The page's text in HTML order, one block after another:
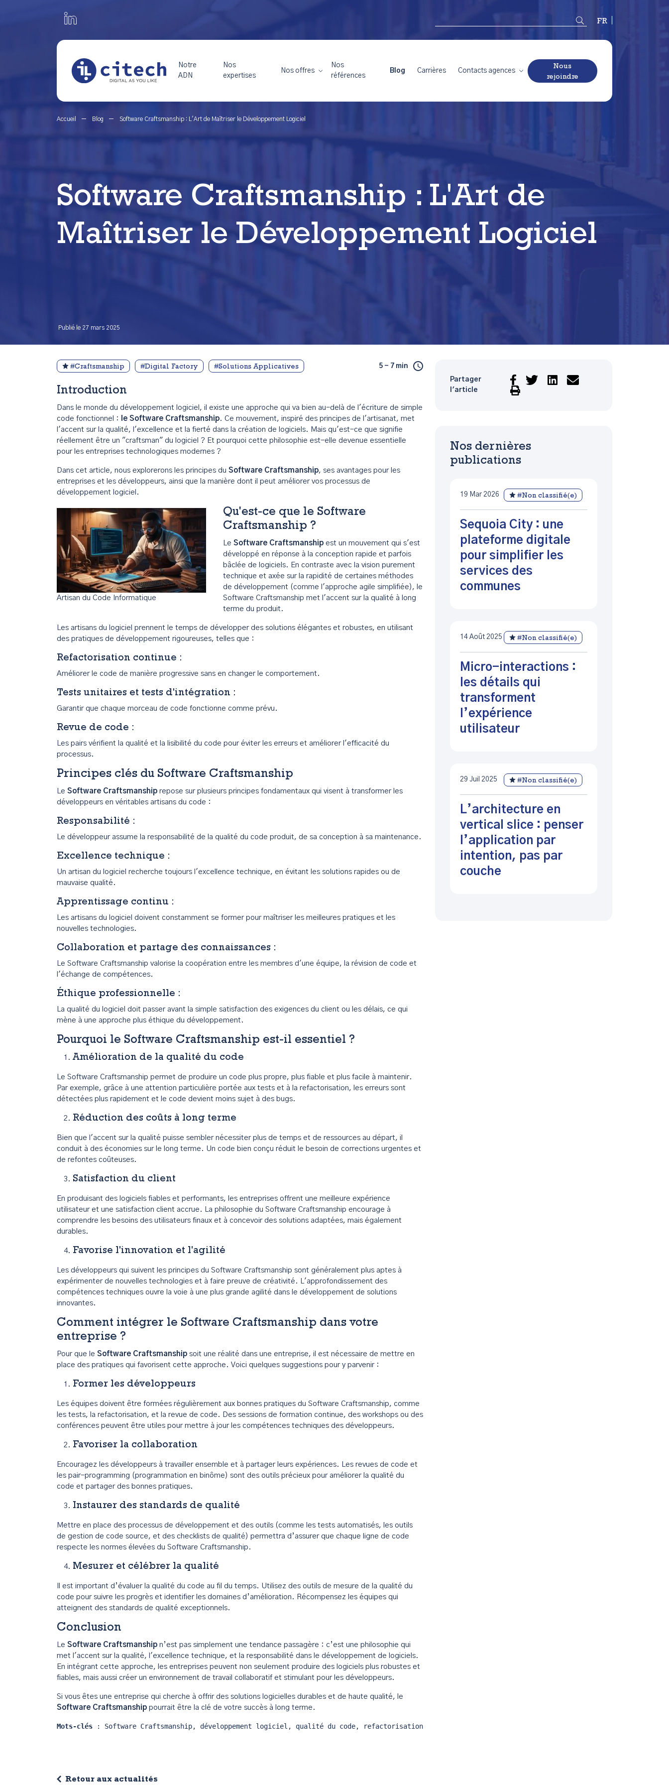
Notre
ADN
Nos
expertises
Nos offres
Nos
références
Blog Carrières Contacts agences
Nous
rejoindre
Accueil Blog Software Craftsmanship : L'Art de Maîtriser le Développement Logiciel
Software Craftsmanship : L'Art de
Maîtriser le Développement Logiciel
Publié le 27 mars 2025
#Craftsmanship #Digital Factory #Solutions Applicatives 5 - 7 min
Introduction
Dans le monde du développement logiciel, il existe une approche qui va bien au-delà de l'écriture de simple
code fonctionnel :
le Software Craftsmanship. Ce mouvement, inspiré des principes de l'artisanat, met
l'accent sur la qualité, l'excellence et la fierté dans la création de logiciels. Mais qu'est-ce que signifie
réellement être un "craftsman" du logiciel ? Et pourquoi cette philosophie est-elle devenue essentielle
pour les entreprises technologiques modernes ?
Dans cet article, nous explorerons les principes du Software Craftsmanship, ses avantages pour les
entreprises et les développeurs, ainsi que la manière dont il peut améliorer vos processus de
développement logiciel.
Artisan du Code Informatique
Qu'est-ce que le Software
Craftsmanship ?
Le Software Craftsmanship est un mouvement qui s'est
développé en réponse à la conception rapide et parfois
bâclée de logiciels. En contraste avec la vision purement
technique et axée sur la rapidité de certaines méthodes
de développement (comme l'approche agile simplifiée), le
Software Craftsmanship met l'accent sur la qualité à long
terme du produit.
Les artisans du logiciel prennent le temps de développer des solutions élégantes et robustes, en utilisant
des pratiques de développement rigoureuses, telles que :
Refactorisation continue :
Améliorer le code de manière progressive sans en changer le comportement.
Tests unitaires et tests d'intégration :
Garantir que chaque morceau de code fonctionne comme prévu.
Revue de code :
Les pairs vérifient la qualité et la lisibilité du code pour éviter les erreurs et améliorer l'efficacité du
processus.
Principes clés du Software Craftsmanship
Le Software Craftsmanship repose sur plusieurs principes fondamentaux qui visent à transformer les
développeurs en véritables artisans du code :
Responsabilité :
Le développeur assume la responsabilité de la qualité du code produit, de sa conception à sa maintenance.
Excellence technique :
Un artisan du logiciel recherche toujours l'excellence technique, en évitant les solutions rapides ou de
mauvaise qualité.
Apprentissage continu :
Les artisans du logiciel doivent constamment se former pour maîtriser les meilleures pratiques et les
nouvelles technologies.
Collaboration et partage des connaissances :
Le Software Craftsmanship valorise la coopération entre les membres d'une équipe, la révision de code et
l'échange de compétences.
Éthique professionnelle :
La qualité du logiciel doit passer avant la simple satisfaction des exigences du client ou les délais, ce qui
mène à une approche plus éthique du développement.
Pourquoi le Software Craftsmanship est-il essentiel ?
Amélioration de la qualité du code
Le Software Craftsmanship permet de produire un code plus propre, plus fiable et plus facile à maintenir.
Par exemple, grâce à une attention particulière portée aux tests et à la refactorisation, les erreurs sont
détectées plus rapidement et le code devient moins sujet à des bugs.
Réduction des coûts à long terme
Bien que l'accent sur la qualité puisse sembler nécessiter plus de temps et de ressources au départ, il
conduit à des économies sur le long terme. Un code bien conçu réduit le besoin de corrections urgentes et
de refontes coûteuses.
Satisfaction du client
En produisant des logiciels fiables et performants, les entreprises offrent une meilleure expérience
utilisateur et une satisfaction client accrue. La philosophie du Software Craftsmanship encourage à
comprendre les besoins des utilisateurs finaux et à concevoir des solutions adaptées, mais également
durables.
Favorise l'innovation et l'agilité
Les développeurs qui suivent les principes du Software Craftsmanship sont généralement plus aptes à
expérimenter de nouvelles technologies et à faire preuve de créativité. L'approfondissement des
compétences techniques ouvre la voie à une plus grande agilité dans le développement de solutions
innovantes.
Comment intégrer le Software Craftsmanship dans votre
entreprise ?
Pour que le Software Craftsmanship soit une réalité dans une entreprise, il est nécessaire de mettre en
place des pratiques qui favorisent cette approche. Voici quelques suggestions pour y parvenir :
Former les développeurs
Les équipes doivent être formées régulièrement aux bonnes pratiques du Software Craftsmanship, comme
les tests, la refactorisation, et la revue de code. Des sessions de formation continue, des workshops ou des
conférences peuvent être utiles pour mettre à jour les compétences techniques des développeurs.
Favoriser la collaboration
Encouragez les développeurs à travailler ensemble et à partager leurs expériences. Les revues de code et
les pair-programming (programmation en binôme) sont des outils précieux pour améliorer la qualité du
code et partager des bonnes pratiques.
Instaurer des standards de qualité
Mettre en place des processus de développement et des outils (comme les tests automatisés, les outils
de gestion de code source, et des checklists de qualité) permettra d’assurer que chaque ligne de code
respecte les normes élevées du Software Craftsmanship.
Mesurer et célébrer la qualité
Il est important d’évaluer la qualité du code au fil du temps. Utilisez des outils de mesure de la qualité du
code pour suivre les progrès et identifier les domaines d’amélioration. Récompensez les équipes qui
atteignent des standards de qualité exceptionnels.
Conclusion
Le Software Craftsmanship n’est pas simplement une tendance passagère : c’est une philosophie qui
met l'accent sur la qualité, l'excellence technique, et la responsabilité dans le développement de logiciels.
En intégrant cette approche, les entreprises peuvent non seulement produire des logiciels plus robustes et
fiables, mais aussi créer un environnement de travail collaboratif et stimulant pour les développeurs.
Si vous êtes une entreprise qui cherche à offrir des solutions logicielles durables et de haute qualité, le
Software Craftsmanship pourrait être la clé de votre succès à long terme.
Mots-clés : Software Craftsmanship, développement logiciel, qualité du code, refactorisation, tests unitaires, revue de code, excellence technique,
Partager
l'article
Nos dernières
publications
19 Mar 2026 #Non classifié(e)
Sequoia City : une
plateforme digitale
pour simplifier les
services des
communes
14 Août 2025 #Non classifié(e)
Micro-interactions :
les détails qui
transforment
l’expérience
utilisateur
29 Juil 2025 #Non classifié(e)
L’architecture en
vertical slice : penser
l’application par
intention, pas par
couche
Retour aux actualités